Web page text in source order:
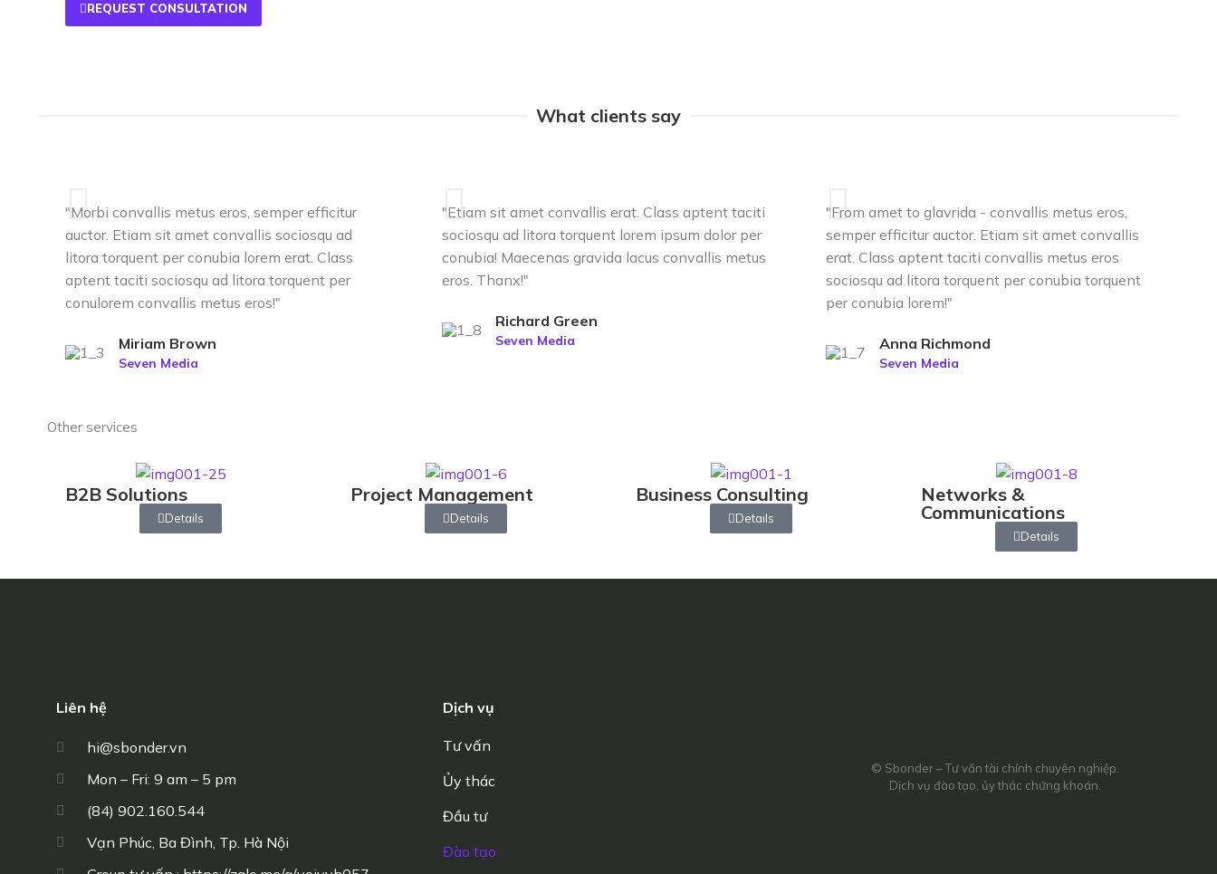
REQUEST CONSULTATION
What clients say
"Morbi convallis metus eros, semper efficitur
auctor. Etiam sit amet convallis sociosqu ad
litora torquent per conubia lorem erat. Class
aptent taciti sociosqu ad litora torquent per
conulorem convallis metus eros!"
Miriam Brown
Seven Media
"Etiam sit amet convallis erat. Class aptent taciti
sociosqu ad litora torquent lorem ipsum dolor per
conubia! Maecenas gravida lacus convallis metus
eros. Thanx!"
Richard Green
Seven Media
"From amet to glavrida - convallis metus eros,
semper efficitur auctor. Etiam sit amet convallis
erat. Class aptent taciti convallis metus eros
sociosqu ad litora torquent per conubia torquent
per conubia lorem!"
Anna Richmond
Seven Media
Other services
B2B Solutions
Details
Project Management
Details
Business Consulting
Details
Networks &
Communications
Details
Liên hệ
hi@sbonder.vn
Mon – Fri: 9 am – 5 pm
(84) 902.160.544
Vạn Phúc, Ba Đình, Tp. Hà Nội
Dịch vụ
Tư vấn
Ủy thác
Đầu tư
Đào tạo
© Sbonder – Tư vấn tài chính chuyên nghiệp.
Dịch vụ đào tạo, ủy thác chứng khoán.